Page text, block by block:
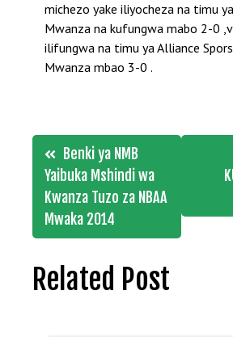
michezo yake iliyocheza na timu
Mwanza na kufungwa mabo 2-0
ilifungwa na timu ya Alliance
Mwanza mbao 3-0 .
Post
navigation
Benki ya NMB
Yaibuka Mshindi wa
Kwanza Tuzo za NBAA
Mwaka 2014
Related Post